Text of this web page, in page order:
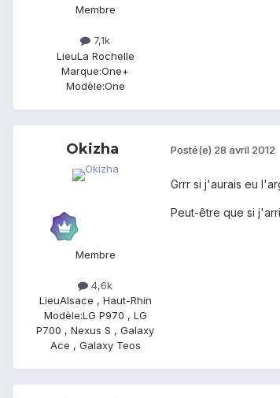
Membre
7,1k
LieuLa Rochelle
Marque:One+
Modèle:One
Okizha
Membre
4,6k
LieuAlsace , Haut-Rhin
Modèle:LG P970 , LG
P700 , Nexus S , Galaxy
Ace , Galaxy Teos
Posté(e) 28 avril 2012
Grrr si j'aurais eu
Peut-être que si